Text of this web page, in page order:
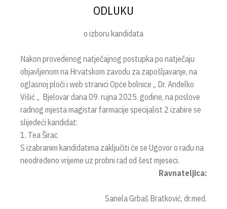
ODLUKU
o izboru kandidata
Nakon provedenog natječajnog postupka po natječaju
objavljenom na Hrvatskom zavodu za zapošljavanje, na
oglasnoj ploči i web stranici Opće bolnice „ Dr. Anđelko
Višić „ Bjelovar dana 09. rujna 2025. godine, na poslove
radnog mjesta magistar farmacije specijalist 2 izabire se
slijedeći kandidat:
1. Tea Širac
S izabranim kandidatima zaključiti će se Ugovor o radu na
neodređeno vrijeme uz probni rad od šest mjeseci.
Ravnateljica:
Sanela Grbaš Bratković, dr.med.